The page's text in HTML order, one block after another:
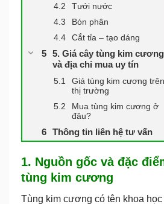
Tưới nước
Bón phân
Cắt tỉa – tạo dáng
5. Giá cây tùng kim cương
và địa chỉ mua uy tín
Giá tùng kim cương trên
thị trường
Mua tùng kim cương ở
đâu?
Thông tin liên hệ tư vấn
1. Nguồn gốc và đặc
tùng kim cương
Tùng kim cương có tên khoa học